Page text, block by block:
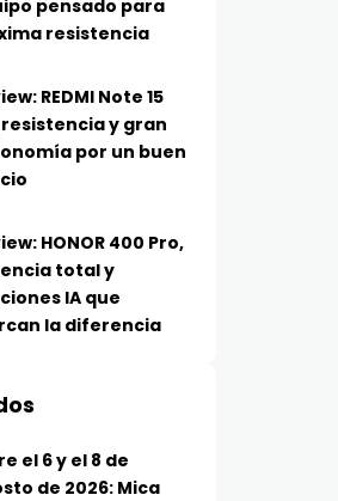
pensado para
resistencia
REDMI Note 15
resistencia y gran
por un buen
HONOR 400 Pro,
total y
IA que
la diferencia
el 6 y el 8 de
de 2026: Mica